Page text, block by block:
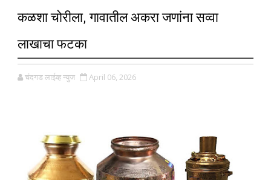
कळशा चोरीला, गावातील अकरा जणांना सव्वा
लाखाचा फटका
चंदगड लाईव्ह न्युज April 06, 2026